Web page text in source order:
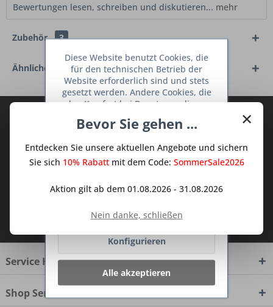
Bewertungen lesen, schreiben und diskutieren... mehr
Zubehör 3
Ähnliche Artikel
TraumKüche Newsletter und verpassen
Sie keine Neuigkeit oder Aktion mehr aus
dem Traum Küchen - Shop.
Ich habe die
Datenschutzbestimmungen
Service Hotline
Shop Service
×
Bevor Sie gehen ...
Entdecken Sie unsere aktuellen Angebote und sichern
Sie sich 10% Rabattmit dem Code: SommerSale2026
Aktion gilt ab dem 01.08.2026 - 31.08.2026
Nein danke, schließen
Diese Website benutzt Cookies, die
für den technischen Betrieb der
Website erforderlich sind und stets
gesetzt werden. Andere Cookies, die
den Komfort bei Benutzung dieser
dienen oder die Interaktion mit
Netzwerken vereinfachen sollen,
werden nur mit Ihrer Zustimmung
Ablehnen
Konfigurieren
Alle akzeptieren